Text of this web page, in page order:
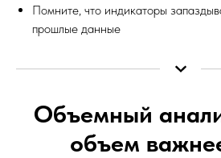
Помните, что индикаторы
прошлые данные
Объемный
объем